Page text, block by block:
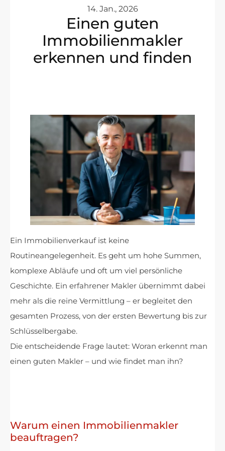
14. Jan., 2026
Einen guten
Immobilienmakler
erkennen und finden
Ein Immobilienverkauf ist keine
Routineangelegenheit. Es geht um hohe Summen,
komplexe Abläufe und oft um viel persönliche
Geschichte. Ein erfahrener Makler übernimmt dabei
mehr als die reine Vermittlung – er begleitet den
gesamten Prozess, von der ersten Bewertung bis zur
Schlüsselbergabe.
Die entscheidende Frage lautet: Woran erkennt man
einen guten Makler – und wie findet man ihn?
Warum einen Immobilienmakler
beauftragen?